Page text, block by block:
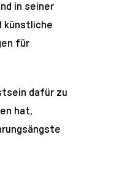
in seiner
künstliche
für
dafür zu
hat,